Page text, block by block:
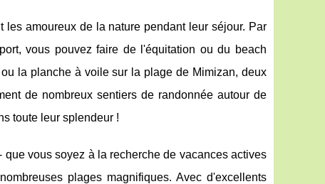
amoureux de la nature pendant leur séjour. Par
vous pouvez faire de l'équitation ou du beach
la planche à voile sur la plage de Mimizan, deux
de nombreux sentiers de randonnée autour de
toute leur splendeur !
vous soyez à la recherche de vacances actives
plages magnifiques. Avec d'excellents